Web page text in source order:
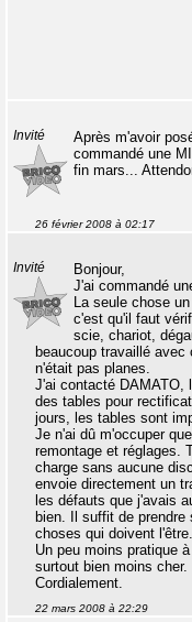
Invité
Après m'avoir
commandé une
fin mars...
26 février 2008 à 02:17
Invité
Bonjour,
J'ai commandé
La seule chose
c'est qu'il faut
scie, chariot,
beaucoup travaillé
n'était pas planes.
J'ai contacté DAMATO,
des tables pour
jours, les tables sont
Je n'ai dû m'occuper
remontage et réglages.
charge sans aucune
envoie directement un
les défauts que j'avais
bien. Il suffit de
choses qui doivent l'être.
Un peu moins pratique
surtout bien moins cher.
Cordialement.
22 mars 2008 à 22:29